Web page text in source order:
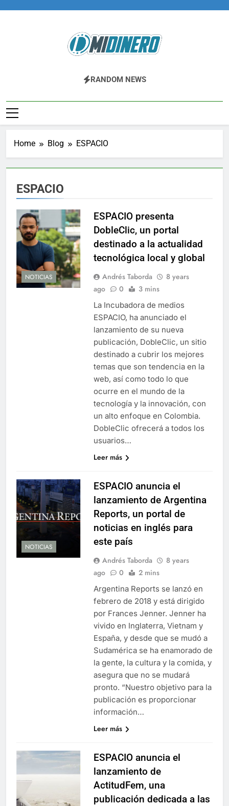
Midinero.co
Fintech, Criptomonedas
RANDOM NEWS
Home Blog ESPACIO
ESPACIO
NOTICIAS
ESPACIO presenta
DobleClic, un portal
destinado a la actualidad
tecnológica local y global
Andrés Taborda
8 years
ago
0 3 mins
La Incubadora de medios
ESPACIO, ha anunciado el
lanzamiento de su nueva
publicación, DobleClic, un sitio
destinado a cubrir los mejores
temas que son tendencia en la
web, así como todo lo que
ocurre en el mundo de la
tecnología y la innovación, con
un alto enfoque en Colombia.
DobleClic ofrecerá a todos los
usuarios…
Leer más
NOTICIAS
ESPACIO anuncia el
lanzamiento de Argentina
Reports, un portal de
noticias en inglés para
este país
Andrés Taborda
8 years
ago
0 2 mins
Argentina Reports se lanzó en
febrero de 2018 y está dirigido
por Frances Jenner. Jenner ha
vivido en Inglaterra, Vietnam y
España, y desde que se mudó a
Sudamérica se ha enamorado de
la gente, la cultura y la comida, y
asegura que no se mudará
pronto. “Nuestro objetivo para la
publicación es proporcionar
información…
Leer más
ESPACIO anuncia el
lanzamiento de
ActitudFem, una
publicación dedicada a las